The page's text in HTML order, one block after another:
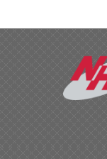
について
当社は、
した個人
(1)お客様